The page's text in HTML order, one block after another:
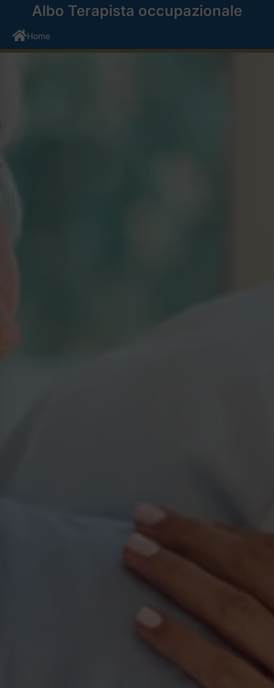
Albo Terapista occupazionale
Home